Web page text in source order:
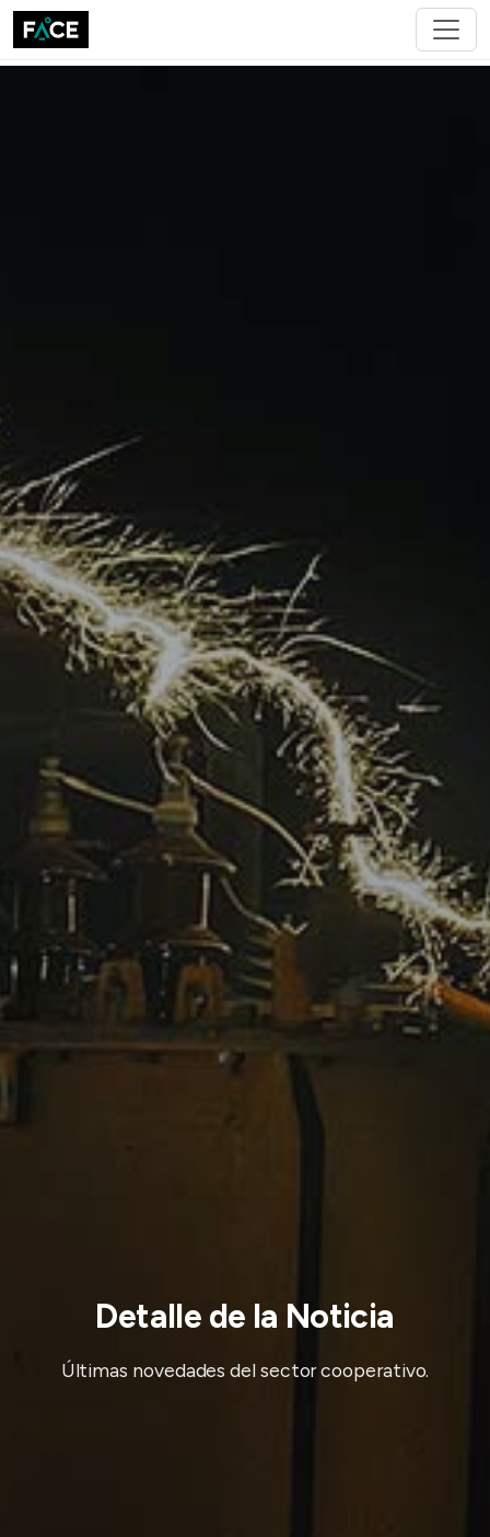
Detalle de la Noticia
Últimas novedades del sector cooperativo.